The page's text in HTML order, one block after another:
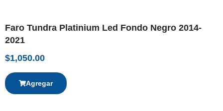
Faro Tundra Platinium Led Fondo Negro 2014-
2021
$1,050.00
Agregar